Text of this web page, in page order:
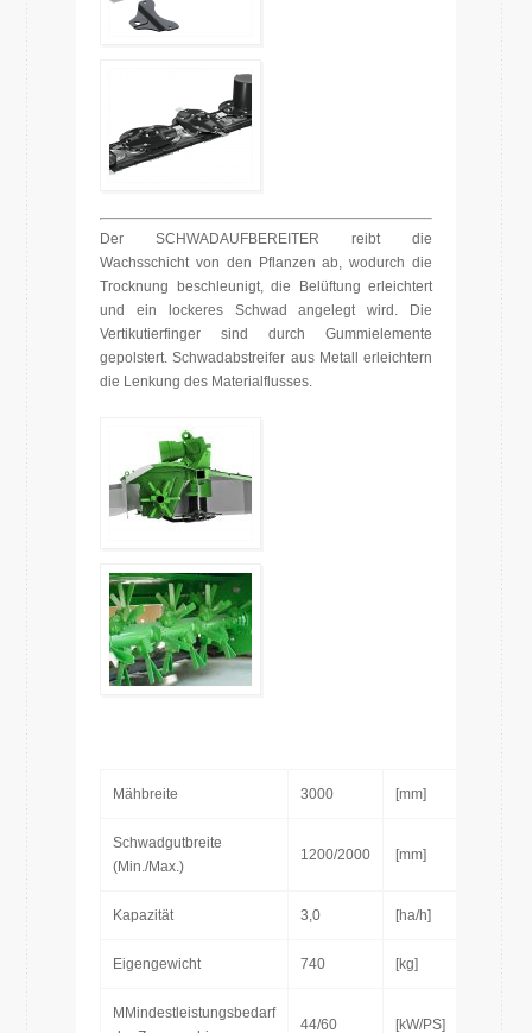
Der SCHWADAUFBEREITER reibt die
Wachsschicht von den Pflanzen ab, wodurch die
Trocknung beschleunigt, die Belüftung erleichtert
und ein lockeres Schwad angelegt wird. Die
Vertikutierfinger sind durch Gummielemente
gepolstert. Schwadabstreifer aus Metall erleichtern
die Lenkung des Materialflusses.
Mähbreite 3000 [mm]
Schwadgutbreite
(Min./Max.)
1200/2000 [mm]
Kapazität 3,0 [ha/h]
Eigengewicht 740 [kg]
MMindestleistungsbedarf
44/60 [kW/PS]